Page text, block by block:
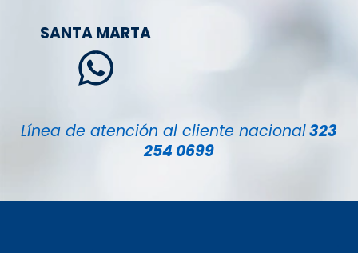
SANTA MARTA
Línea de atención al cliente nacional323
254 0699